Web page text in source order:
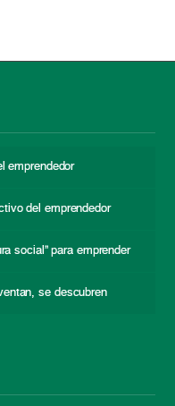
emprendedor
del emprendedor
social” para emprender
se descubren